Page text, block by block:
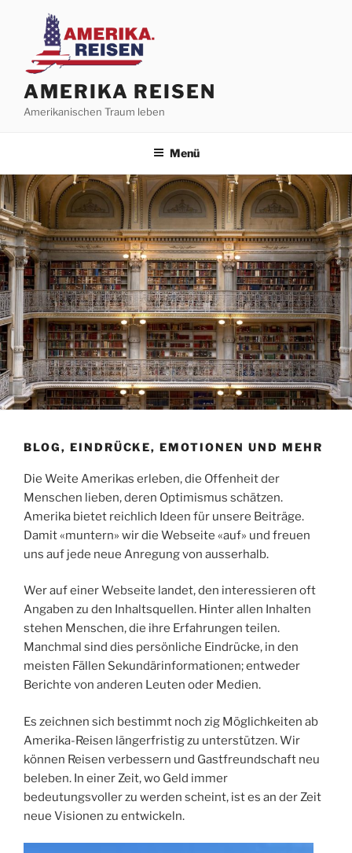
springen
AMERIKA REISEN
Amerikanischen Traum leben
Menü
BLOG, EINDRÜCKE, EMOTIONEN UND MEHR
Die Weite Amerikas erleben, die Offenheit der
Menschen lieben, deren Optimismus schätzen.
Amerika bietet reichlich Ideen für unsere Beiträge.
Damit «muntern» wir die Webseite «auf» und freuen
uns auf jede neue Anregung von ausserhalb.
Wer auf einer Webseite landet, den interessieren oft
Angaben zu den Inhaltsquellen. Hinter allen Inhalten
stehen Menschen, die ihre Erfahrungen teilen.
Manchmal sind dies persönliche Eindrücke, in den
meisten Fällen Sekundärinformationen; entweder
Berichte von anderen Leuten oder Medien.
Es zeichnen sich bestimmt noch zig Möglichkeiten ab
Amerika-Reisen längerfristig zu unterstützen. Wir
können Reisen verbessern und Gastfreundschaft neu
beleben. In einer Zeit, wo Geld immer
bedeutungsvoller zu werden scheint, ist es an der Zeit
neue Visionen zu entwickeln.